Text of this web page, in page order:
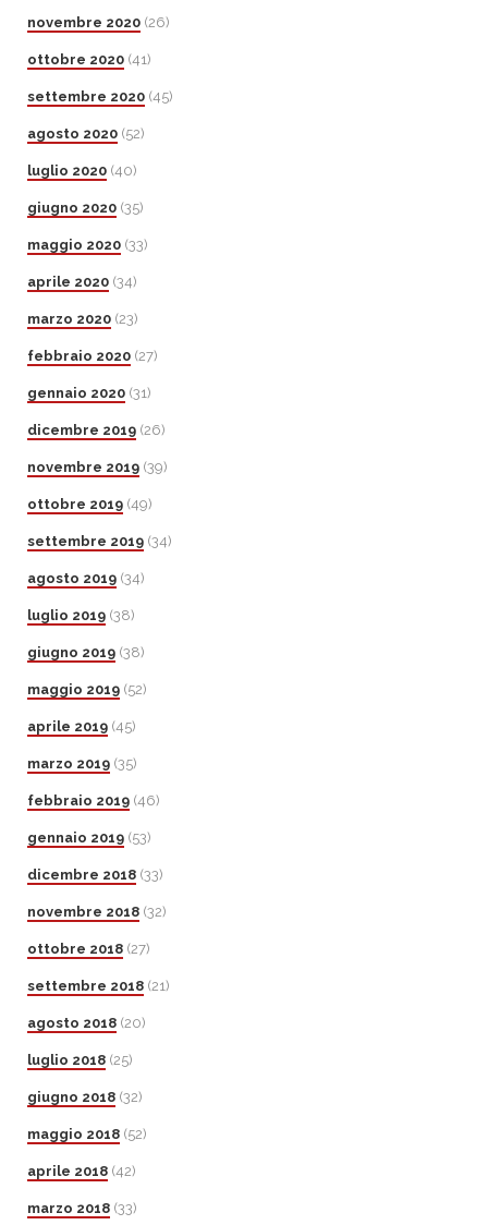
novembre 2020 (26)
ottobre 2020 (41)
settembre 2020 (45)
agosto 2020 (52)
luglio 2020 (40)
giugno 2020 (35)
maggio 2020 (33)
aprile 2020 (34)
marzo 2020 (23)
febbraio 2020 (27)
gennaio 2020 (31)
dicembre 2019 (26)
novembre 2019 (39)
ottobre 2019 (49)
settembre 2019 (34)
agosto 2019 (34)
luglio 2019 (38)
giugno 2019 (38)
maggio 2019 (52)
aprile 2019 (45)
marzo 2019 (35)
febbraio 2019 (46)
gennaio 2019 (53)
dicembre 2018 (33)
novembre 2018 (32)
ottobre 2018 (27)
settembre 2018 (21)
agosto 2018 (20)
luglio 2018 (25)
giugno 2018 (32)
maggio 2018 (52)
aprile 2018 (42)
marzo 2018 (33)